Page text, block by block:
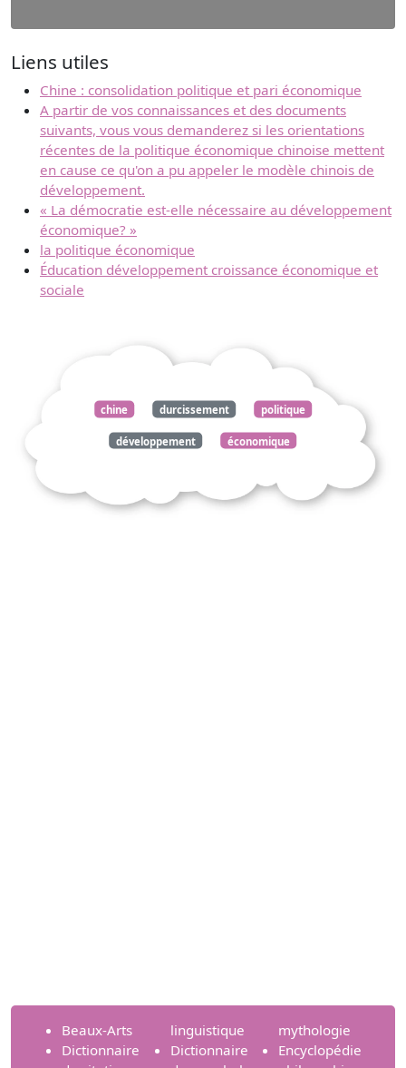
Liens utiles
Chine : consolidation politique et pari économique
A partir de vos connaissances et des documents
suivants, vous vous demanderez si les orientations
récentes de la politique économique chinoise mettent
en cause ce qu'on a pu appeler le modèle chinois de
développement.
« La démocratie est-elle nécessaire au développement
économique? »
la politique économique
Éducation développement croissance économique et
sociale
chine durcissement politique
développement économique
Beaux-Arts
Dictionnaire
linguistique
Dictionnaire
mythologie
Encyclopédie